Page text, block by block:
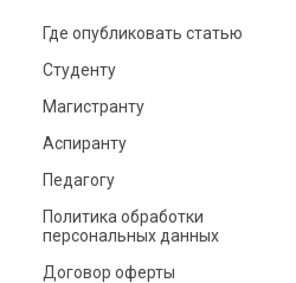
Где опубликовать статью
Студенту
Магистранту
Аспиранту
Педагогу
Политика обработки
персональных данных
Договор оферты